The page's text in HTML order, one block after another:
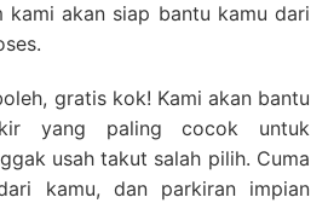
kami akan siap bantu kamu dari
gratis kok! Kami akan bantu
yang paling cocok untuk
usah takut salah pilih. Cuma
kamu, dan parkiran impian